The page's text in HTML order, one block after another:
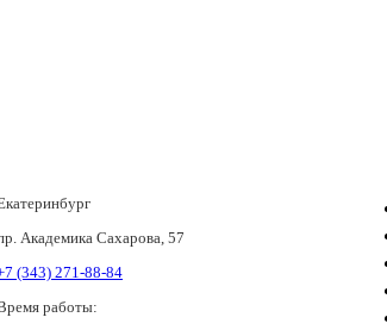
Академика Сахарова, 57
(343) 271-88-84
работы: